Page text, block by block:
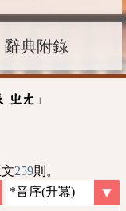
辭典附錄
ㄓㄤ 」
259則。